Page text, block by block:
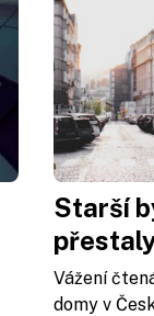
Starší
Vážení
domy v